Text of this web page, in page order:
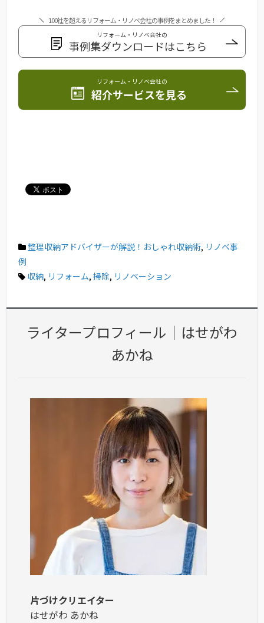
100社を超えるリフォーム・リノベ会社の事例をまとめました！
リフォーム・リノベ会社の
事例集ダウンロードはこちら
リフォーム・リノベ会社の
紹介サービスを見る
整理収納アドバイザーが解説！おしゃれ収納術, リノベ事
例
収納, リフォーム, 掃除, リノベーション
ライタープロフィール｜はせがわ
あかね
片づけクリエイター
はせがわ あかね